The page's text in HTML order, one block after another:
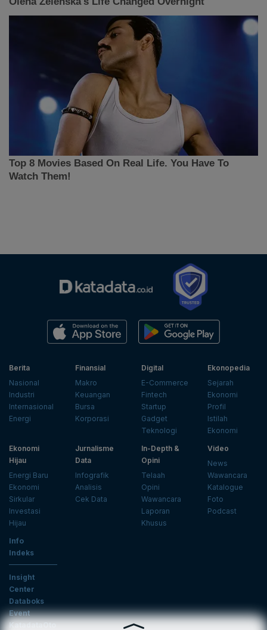
Berita
Nasional
Industri
Internasional
Energi
Finansial
Makro
Keuangan
Bursa
Korporasi
Digital
E-Commerce
Fintech
Startup
Gadget
Teknologi
Ekonopedia
Sejarah
Ekonomi
Profil
Istilah
Ekonomi
Ekonomi
Hijau
Energi Baru
Ekonomi
Sirkular
Investasi
Hijau
Jurnalisme
Data
Infografik
Analisis
Cek Data
In-Depth &
Opini
Telaah
Opini
Wawancara
Laporan
Khusus
Video
News
Wawancara
Katalogue
Foto
Podcast
Info
Indeks
Insight
Center
Databoks
Event
KatadataOto